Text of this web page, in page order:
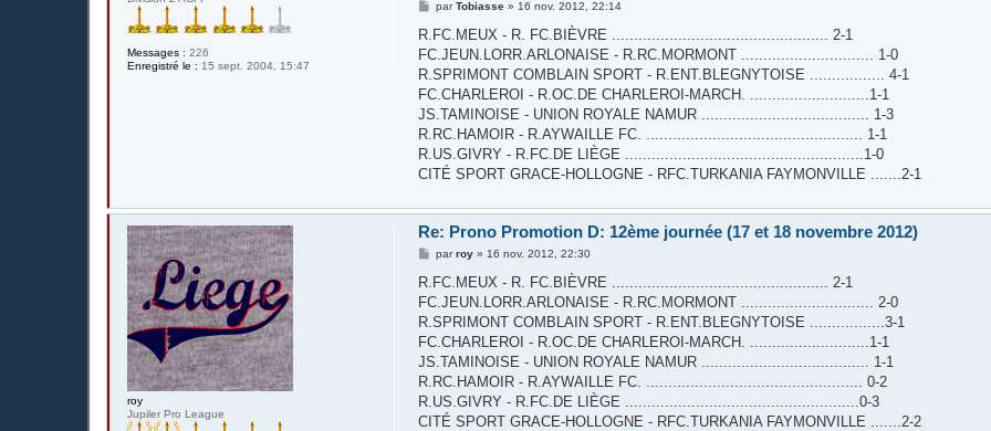
Messages : 226
Enregistré le : 15 sept. 2004, 15:47
M
s
a
g
parTobiasse »16 nov. 2012, 22:14
R.FC.MEUX - R. FC.BIÈVRE ................................................. 2-1
FC.JEUN.LORR.ARLONAISE - R.RC.MORMONT .............................. 1-0
R.SPRIMONT COMBLAIN SPORT - R.ENT.BLEGNYTOISE ................. 4-1
FC.CHARLEROI - R.OC.DE CHARLEROI-MARCH. ...........................1-1
JS.TAMINOISE - UNION ROYALE NAMUR ...................................... 1-3
R.RC.HAMOIR - R.AYWAILLE FC. ................................................. 1-1
R.US.GIVRY - R.FC.DE LIÈGE ......................................................1-0
CITÉ SPORT GRACE-HOLLOGNE - RFC.TURKANIA FAYMONVILLE .......2-1
roy
Jupiler Pro League
Re: Prono Promotion D: 12ème journée (17 et 18 novembre 2012)
M
s
a
g
parroy » 16 nov. 2012, 22:30
R.FC.MEUX - R. FC.BIÈVRE ................................................. 2-1
FC.JEUN.LORR.ARLONAISE - R.RC.MORMONT .............................. 2-0
R.SPRIMONT COMBLAIN SPORT - R.ENT.BLEGNYTOISE .................3-1
FC.CHARLEROI - R.OC.DE CHARLEROI-MARCH. ...........................1-1
JS.TAMINOISE - UNION ROYALE NAMUR ...................................... 1-1
R.RC.HAMOIR - R.AYWAILLE FC. ................................................. 0-2
R.US.GIVRY - R.FC.DE LIÈGE .....................................................0-3
CITÉ SPORT GRACE-HOLLOGNE - RFC.TURKANIA FAYMONVILLE .......2-2